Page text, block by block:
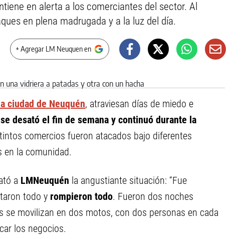
en alerta a los comerciantes del sector. Al
en plena madrugada y a la luz del día.
+ Agregar LM Neuquen en
ciudad de Neuquén, atraviesan días de miedo e
desató el fin de semana y continuó durante la
comercios fueron atacados bajo diferentes
en la comunidad.
a LMNeuquén la angustiante situación: “Fue
todo y rompieron todo. Fueron dos noches
se movilizan en dos motos, con dos personas en cada
los negocios.